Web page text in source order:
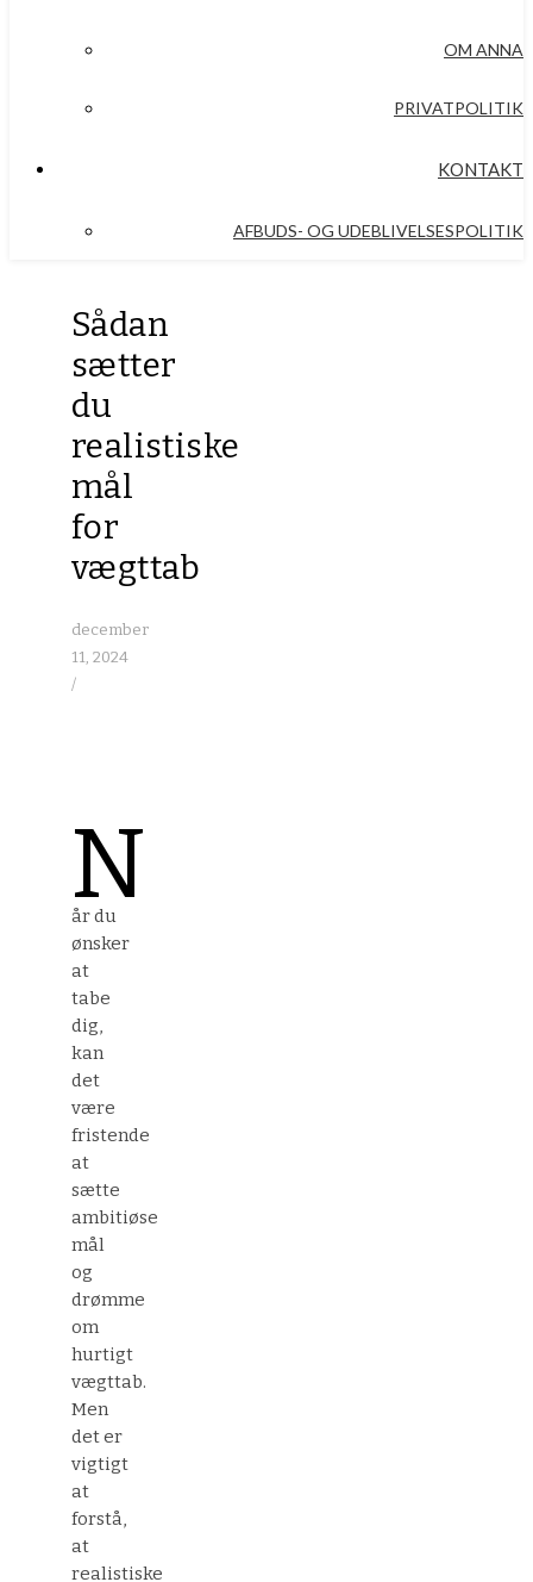
OM ANNA
PRIVATPOLITIK
KONTAKT
AFBUDS- OG UDEBLIVELSESPOLITIK
Sådan
sætter
du
realistiske
mål
for
vægttab
december
11, 2024
/
N
år du
ønsker
at
tabe
dig,
kan
det
være
fristende
at
sætte
ambitiøse
mål
og
drømme
om
hurtigt
vægttab.
Men
det er
vigtigt
at
forstå,
at
realistiske